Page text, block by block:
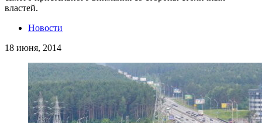
властей.
Новости
18 июня, 2014